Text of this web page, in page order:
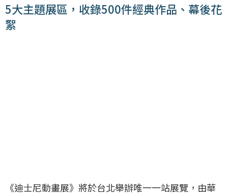
5大主題展區，收錄500件經典作品、幕後花
絮
《迪士尼動畫展》將於台北舉辦唯一一站展覽，由華